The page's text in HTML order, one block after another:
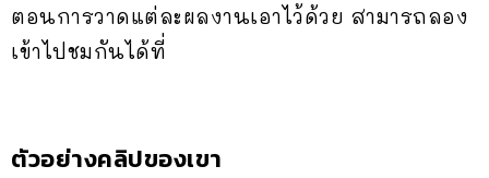
ตอนการวาดแต่ละผลงานเอาไว้ด้วย สามารถลอง
เข้าไปชมกันได้ที่
ตัวอย่างคลิปของเขา